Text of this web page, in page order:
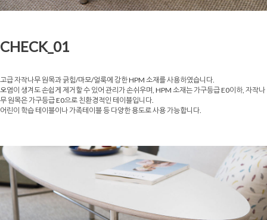
CHECK_01
고급 자작나무 원목과 긁힘/마모/얼룩에 강한 HPM 소재를 사용하였습니다.
오염이 생겨도 손쉽게 제거할 수 있어 관리가 손쉬우며, HPM 소재는 가구등급 E0이하, 자작나
무 원목은 가구등급 E0으로 친환경적인 테이블입니다.
어린이 학습 테이블이나 가족테이블 등 다양한 용도로 사용 가능합니다.